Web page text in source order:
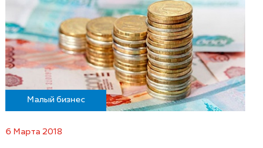
Малый бизнес
6 Марта 2018